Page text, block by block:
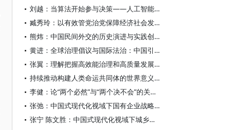
刘越：当算法开始参与决策——人工智能重塑全球治理的底层逻辑
臧秀玲：以有效管党治党保障经济社会发展的历程与经验
熊炜：中国民间外交的历史演进与实践创新
黄进：全球治理倡议与国际法治：中国引领全球治理变革的实践探索
张翼：理解把握高效能治理和高质量发展的有机结合
持续推动构建人类命运共同体的世界意义和主要任务
李健：论“两个必然”与“两个决不会”的关系——基于跨越资本主义制度“卡夫丁峡谷”设想的反思
张弛：中国式现代化视域下国有企业战略使命的历史演进、理论逻辑和时代要求
张宁 陈文胜：中国式现代化视域下城乡融合的制度创新与治理逻辑